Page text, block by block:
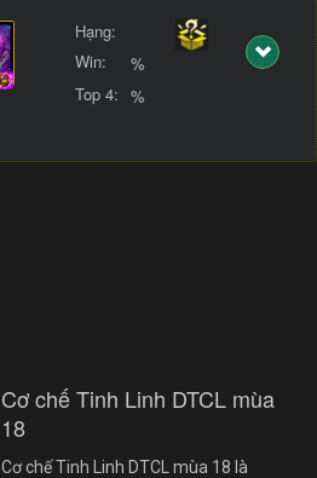
Hạng:
Win:
%
Top 4: %
Cơ chế Tinh Linh DTCL mùa
18
Cơ chế Tinh Linh DTCL mùa 18 là